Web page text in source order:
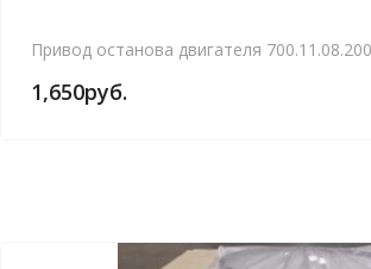
Привод останова двигателя
1,650руб.